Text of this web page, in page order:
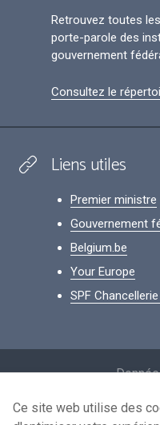
Retrouvez toutes
porte-parole des
gouvernement
Consultez le
Liens utiles
Premier ministre
Gouvernement
Belgium.be
Your Europe
SPF
Ce site web utilise des